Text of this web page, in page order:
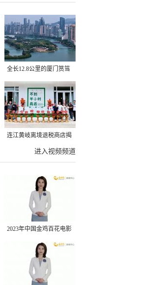
全长12.8公里的厦门筼筜
湖健身步道全线贯通
连江黄岐离境退税商店揭
进入视频频道
2023年中国金鸡百花电影
节有福电影巡展31日启动